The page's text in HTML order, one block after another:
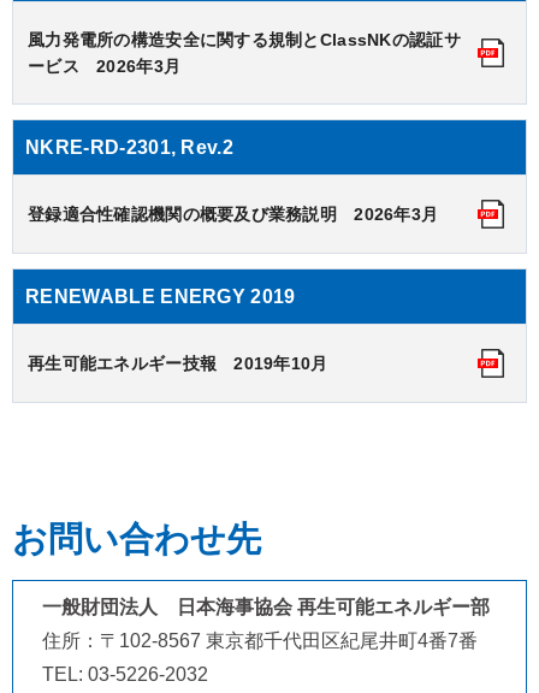
風力発電所の構造安全に関する規制とClassNKの認証サ
ービス 2026年3月
NKRE-RD-2301, Rev.2
登録適合性確認機関の概要及び業務説明 2026年3月
RENEWABLE ENERGY 2019
再生可能エネルギー技報 2019年10月
お問い合わせ先
一般財団法人 日本海事協会 再生可能エネルギー部
住所：〒102-8567 東京都千代田区紀尾井町4番7番
TEL: 03-5226-2032